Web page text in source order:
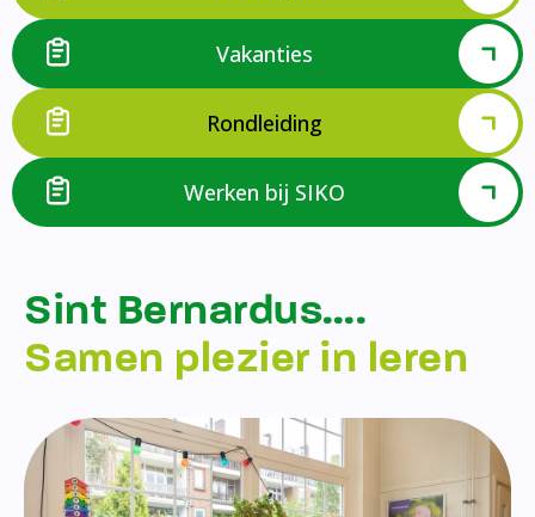
Vakanties
Rondleiding
Werken bij SIKO
Sint Bernardus….
Samen plezier in leren